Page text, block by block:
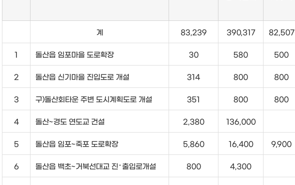
계 83,239 390,317 82,507
1 돌산읍 임포마을 도로확장 30 580 500
2 돌산읍 신기마을 진입도로 개설 314 800 800
3 구)돌산회타운 주변 도시계획도로 개설 351 800 800
4 돌산~경도 연도교 건설 2,380 136,000
5 돌산읍 임포~죽포 도로확장 5,860 16,400 9,900
6 돌산읍 백초~거북선대교 진･출입로개설 800 4,300